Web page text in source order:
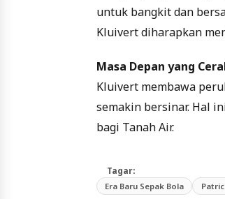
untuk bangkit dan
Kluivert diharapkan
Masa Depan yang
Kluivert membawa
semakin bersinar. Hal
bagi Tanah Air.
Tagar:
Era Baru Sepak Bola